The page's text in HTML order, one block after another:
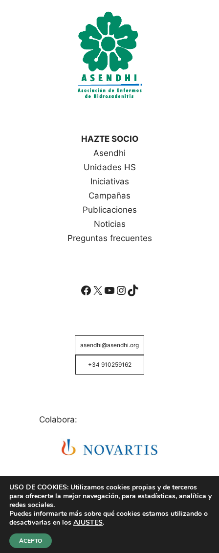
HAZTE SOCIO
Asendhi
Unidades HS
Iniciativas
Campañas
Publicaciones
Noticias
Preguntas frecuentes
Facebook
X YouTube
Instagram
TikTok
asendhi@asendhi.org
+34 910259162
Colabora:
© Copyright 2026 ASENDHI - Asociación de Enfermos
USO DE COOKIES: Utilizamos cookies propias y de terceros
para ofrecerte la mejor navegación, para estadísticas, analítica y
redes sociales.
Puedes informarte más sobre qué cookies estamos utilizando o
desactivarlas en los AJUSTES.
ACEPTO